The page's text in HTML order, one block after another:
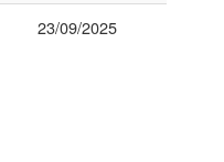
23/09/2025